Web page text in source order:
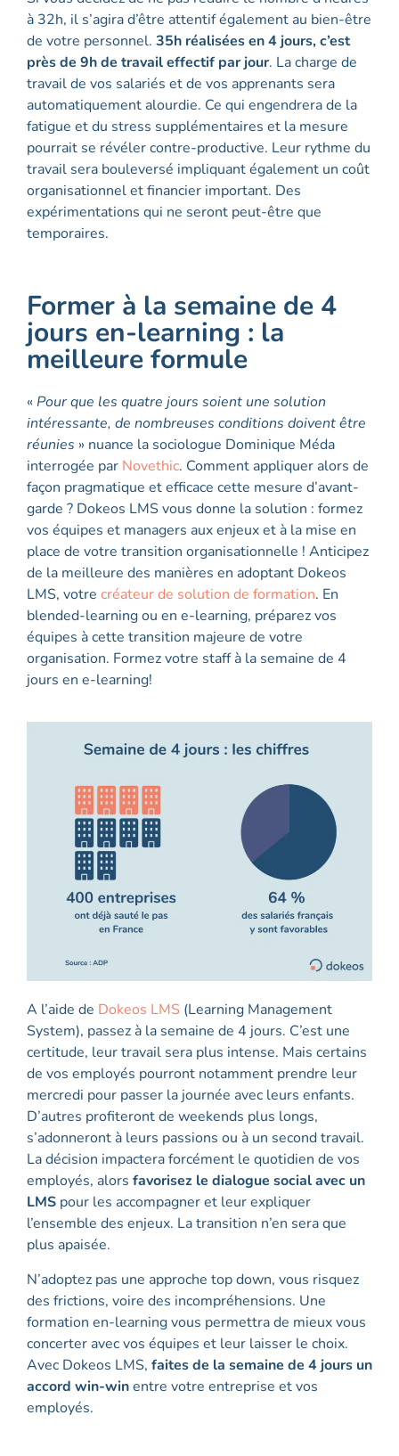
à 32h, il s’agira d’être attentif également au bien-être
de votre personnel. 35h réalisées en 4 jours, c’est
près de 9h de travail effectif par jour. La charge de
travail de vos salariés et de vos apprenants sera
automatiquement alourdie. Ce qui engendrera de la
fatigue et du stress supplémentaires et la mesure
pourrait se révéler contre-productive. Leur rythme du
travail sera bouleversé impliquant également un coût
organisationnel et financier important. Des
expérimentations qui ne seront peut-être que
temporaires.
Former à la semaine de 4
jours en-learning : la
meilleure formule
« Pour que les quatre jours soient une solution
intéressante, de nombreuses conditions doivent être
réunies » nuance la sociologue Dominique Méda
interrogée par Novethic. Comment appliquer alors de
façon pragmatique et efficace cette mesure d’avant-
garde ? Dokeos LMS vous donne la solution : formez
vos équipes et managers aux enjeux et à la mise en
place de votre transition organisationnelle ! Anticipez
de la meilleure des manières en adoptant Dokeos
LMS, votre créateur de solution de formation. En
blended-learning ou en e-learning, préparez vos
équipes à cette transition majeure de votre
organisation. Formez votre staff à la semaine de 4
jours en e-learning!
A l’aide de Dokeos LMS (Learning Management
System), passez à la semaine de 4 jours. C’est une
certitude, leur travail sera plus intense. Mais certains
de vos employés pourront notamment prendre leur
mercredi pour passer la journée avec leurs enfants.
D’autres profiteront de weekends plus longs,
s’adonneront à leurs passions ou à un second travail.
La décision impactera forcément le quotidien de vos
employés, alors favorisez le dialogue social avec un
LMS pour les accompagner et leur expliquer
l’ensemble des enjeux. La transition n’en sera que
plus apaisée.
N’adoptez pas une approche top down, vous risquez
des frictions, voire des incompréhensions. Une
formation en-learning vous permettra de mieux vous
concerter avec vos équipes et leur laisser le choix.
Avec Dokeos LMS, faites de la semaine de 4 jours un
accord win-winentre votre entreprise et vos
employés.